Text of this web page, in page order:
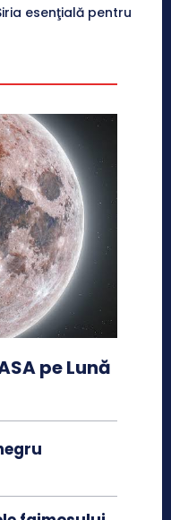
esenţială pentru
pe Lună